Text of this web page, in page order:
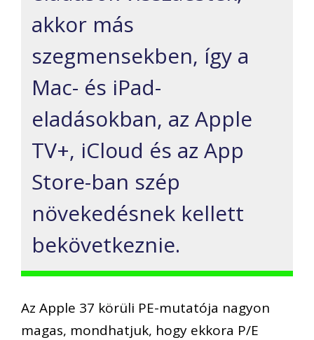
akkor más
szegmensekben, így a
Mac- és iPad-
eladásokban, az Apple
TV+, iCloud és az App
Store-ban szép
növekedésnek kellett
bekövetkeznie.
Az Apple 37 körüli PE-mutatója nagyon
magas, mondhatjuk, hogy ekkora P/E